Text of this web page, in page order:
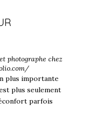
photographe chez
plus importante
plus seulement
parfois